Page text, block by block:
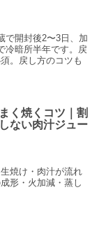
で開封後2〜3日、加
冷暗所半年です。戻
。戻し方のコツも
く焼くコツ｜割
ない肉汁ジュー
焼け・肉汁が流れ
形・火加減・蒸し